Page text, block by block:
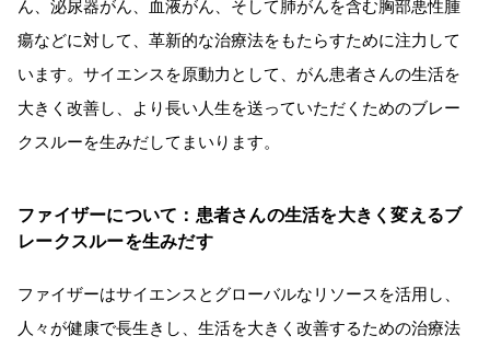
ん、泌尿器がん、血液がん、そして肺がんを含む胸部悪性腫
瘍などに対して、革新的な治療法をもたらすために注力して
います。サイエンスを原動力として、がん患者さんの生活を
大きく改善し、より長い人生を送っていただくためのブレー
クスルーを生みだしてまいります。
ファイザーについて：患者さんの生活を大きく変えるブ
レークスルーを生みだす
ファイザーはサイエンスとグローバルなリソースを活用し、
人々が健康で長生きし、生活を大きく改善するための治療法